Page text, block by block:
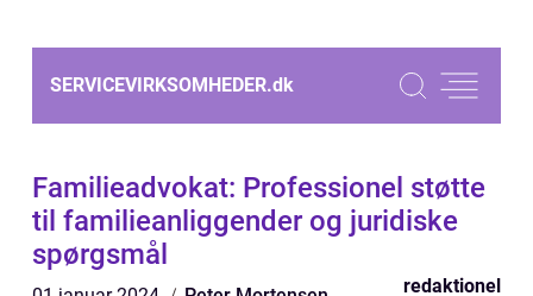
SERVICEVIRKSOMHEDER.dk
Familieadvokat: Professionel støtte
til familieanliggender og juridiske
spørgsmål
redaktionel